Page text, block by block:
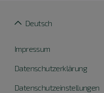
Impressum
Datenschutzerklärung
Datenschutzeinstellungen
Deutsch